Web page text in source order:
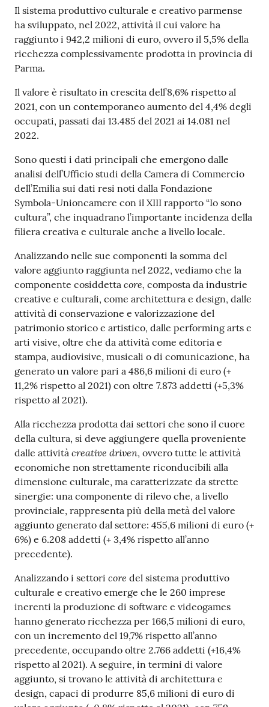
Accedi
Registrati
Seguici
su
Il sistema produttivo culturale e creativo parmense
ha sviluppato, nel 2022, attività il cui valore ha
raggiunto i 942,2 milioni di euro, ovvero il 5,5% della
ricchezza complessivamente prodotta in provincia di
Parma.
Il valore è risultato in crescita dell’8,6% rispetto al
2021, con un contemporaneo aumento del 4,4% degli
occupati, passati dai 13.485 del 2021 ai 14.081 nel
2022.
Sono questi i dati principali che emergono dalle
analisi dell’Ufficio studi della Camera di Commercio
dell’Emilia sui dati resi noti dalla Fondazione
Symbola-Unioncamere con il XIII rapporto “Io sono
cultura”, che inquadrano l’importante incidenza della
filiera creativa e culturale anche a livello locale.
Analizzando nelle sue componenti la somma del
valore aggiunto raggiunta nel 2022, vediamo che la
componente cosiddetta core, composta da industrie
creative e culturali, come architettura e design, dalle
attività di conservazione e valorizzazione del
patrimonio storico e artistico, dalle performing arts e
arti visive, oltre che da attività come editoria e
stampa, audiovisive, musicali o di comunicazione, ha
generato un valore pari a 486,6 milioni di euro (+
11,2% rispetto al 2021) con oltre 7.873 addetti (+5,3%
rispetto al 2021).
Alla ricchezza prodotta dai settori che sono il cuore
della cultura, si deve aggiungere quella proveniente
dalle attività creative driven, ovvero tutte le attività
economiche non strettamente riconducibili alla
dimensione culturale, ma caratterizzate da strette
sinergie: una componente di rilevo che, a livello
provinciale, rappresenta più della metà del valore
aggiunto generato dal settore: 455,6 milioni di euro (+
6%) e 6.208 addetti (+ 3,4% rispetto all’anno
precedente).
Analizzando i settori core del sistema produttivo
culturale e creativo emerge che le 260 imprese
inerenti la produzione di software e videogames
hanno generato ricchezza per 166,5 milioni di euro,
con un incremento del 19,7% rispetto all’anno
precedente, occupando oltre 2.766 addetti (+16,4%
rispetto al 2021). A seguire, in termini di valore
aggiunto, si trovano le attività di architettura e
design, capaci di produrre 85,6 milioni di euro di